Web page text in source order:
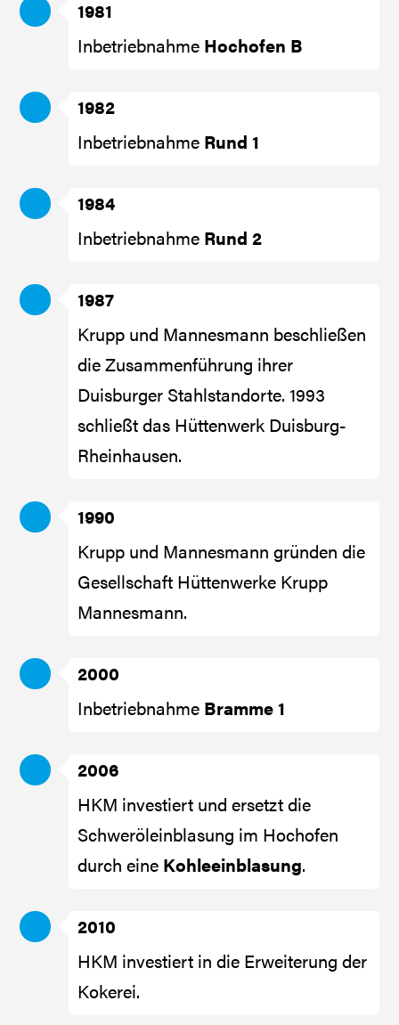
1981
Inbetriebnahme Hochofen B
1982
Inbetriebnahme Rund 1
1984
Inbetriebnahme Rund 2
1987
Krupp und Mannesmann beschließen
die Zusammenführung ihrer
Duisburger Stahlstandorte. 1993
schließt das Hüttenwerk Duisburg-
Rheinhausen.
1990
Krupp und Mannesmann gründen die
Gesellschaft Hüttenwerke Krupp
Mannesmann.
2000
Inbetriebnahme Bramme 1
2006
HKM investiert und ersetzt die
Schweröleinblasung im Hochofen
durch eine Kohleeinblasung.
2010
HKM investiert in die Erweiterung der
Kokerei.